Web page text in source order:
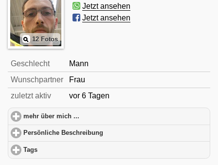
12 Fotos
Jetzt ansehen
Jetzt ansehen
Geschlecht
Mann
Wunschpartner
Frau
zuletzt aktiv
vor 6 Tagen
mehr über mich ...
Persönliche Beschreibung
Tags